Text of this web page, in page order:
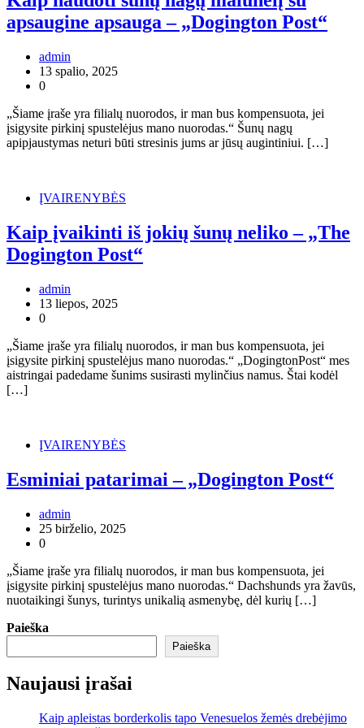
apsaugine apsauga – „Dogington Post“
admin
13 spalio, 2025
0
„Šiame įraše yra filialų nuorodos, ir man bus kompensuota, jei
įsigysite pirkinį spustelėjus mano nuorodas.“ Šunų nagų
apipjaustymas neturi būti stresinis jums ar jūsų augintiniui. […]
ĮVAIRENYBĖS
Kaip įvaikinti iš jokių šunų neliko – „The
Dogington Post“
admin
13 liepos, 2025
0
„Šiame įraše yra filialų nuorodos, ir man bus kompensuota, jei
įsigysite pirkinį spustelėjus mano nuorodas.“ „DogingtonPost“ mes
aistringai padedame šunims susirasti mylinčius namus. Štai kodėl
[…]
ĮVAIRENYBĖS
Esminiai patarimai – „Dogington Post“
admin
25 birželio, 2025
0
„Šiame įraše yra filialų nuorodos, ir man bus kompensuota, jei
įsigysite pirkinį spustelėjus mano nuorodas.“ Dachshunds yra žavūs,
nuotaikingi šunys, turintys unikalią asmenybę, dėl kurių […]
Paieška
Paieška
Naujausi įrašai
Kaip apleistas borderkolis tapo Venesuelos žemės drebėjimo